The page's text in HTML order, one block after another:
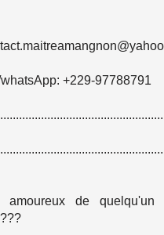
+229-97788791
amoureux de